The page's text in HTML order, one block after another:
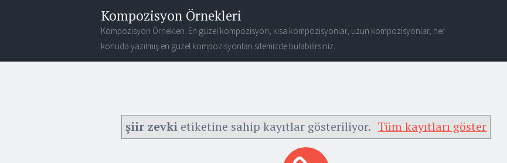
Kompozisyon Örnekleri
Kompozisyon Örnekleri. En güzel kompozisyon, kısa kompozisyonlar, uzun kompozisyonlar, her
konuda yazılmış en güzel kompozisyonları sitemizde bulabilirsiniz.
şiir zevkietiketine sahip kayıtlar gösteriliyor. Tüm kayıtları göster